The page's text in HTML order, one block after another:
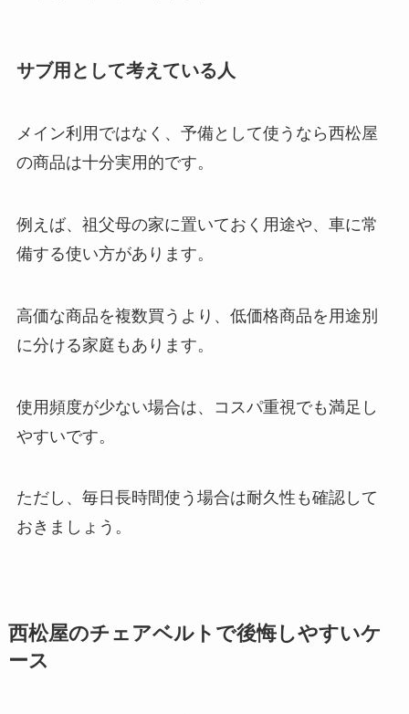
サブ用として考えている人
メイン利用ではなく、予備として使うなら西松屋
の商品は十分実用的です。
例えば、祖父母の家に置いておく用途や、車に常
備する使い方があります。
高価な商品を複数買うより、低価格商品を用途別
に分ける家庭もあります。
使用頻度が少ない場合は、コスパ重視でも満足し
やすいです。
ただし、毎日長時間使う場合は耐久性も確認して
おきましょう。
西松屋のチェアベルトで後悔しやすいケ
ース